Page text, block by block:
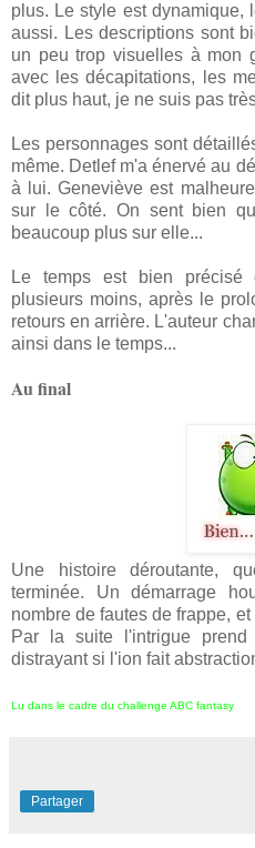
plus. Le style est dynamique,
aussi. Les descriptions sont
un peu trop visuelles à mon
avec les décapitations, les
dit plus haut, je ne suis pas
Les personnages sont
même. Detlef m'a énervé au
à lui. Geneviève est
sur le côté. On sent bien
beaucoup plus sur elle...
Le temps est bien
plusieurs moins, après le
retours en arrière. L'auteur
ainsi dans le temps...
Au final
Une histoire déroutante,
terminée. Un démarrage
nombre de fautes de frappe,
Par la suite l'intrigue
distrayant si l'ion fait
Lu dans le cadre du challenge ABC fantasy
Partager